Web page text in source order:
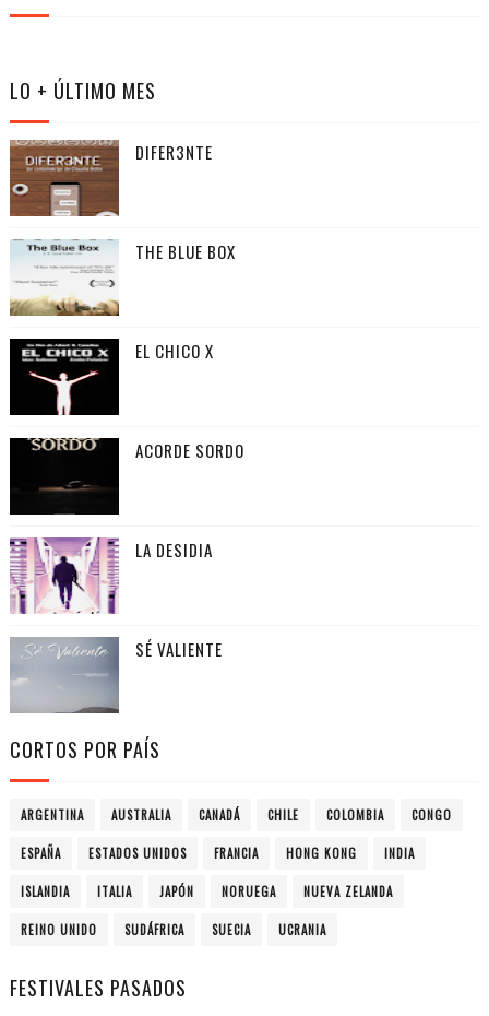
LO + ÚLTIMO MES
DIFER3NTE
THE BLUE BOX
EL CHICO X
ACORDE SORDO
LA DESIDIA
SÉ VALIENTE
CORTOS POR PAÍS
ARGENTINA AUSTRALIA CANADÁ CHILE COLOMBIA CONGO
ESPAÑA ESTADOS UNIDOS FRANCIA HONG KONG INDIA
ISLANDIA ITALIA JAPÓN NORUEGA NUEVA ZELANDA
REINO UNIDO SUDÁFRICA SUECIA UCRANIA
FESTIVALES PASADOS